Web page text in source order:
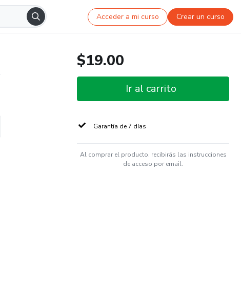
Acceder a mi curso Crear un curso
$19.00
Ir al carrito
Garantía de 7 días
Al comprar el producto, recibirás las instrucciones
de acceso por email.